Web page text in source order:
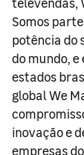
Somos
potência do
do mundo,
estados
global We
inovação e
empresas